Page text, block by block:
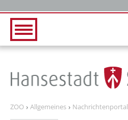
ZOO Allgemeines Nachrichtenportal